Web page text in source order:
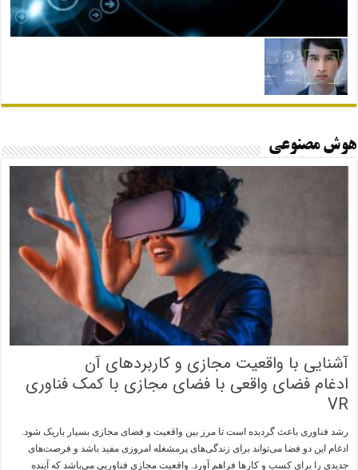
هوش مصنوعی
آشنایی با واقعیت مجازی و کاربردهای آن
ادغام فضای واقعی با فضای مجازی با کمک فناوری
VR
رشد فناوری باعث گردیده است تا مرز بین واقعیت و فضای مجازی بسیار باریک شود.
ادغام این دو فضا می‌تواند برای زندگی‌های پرمشغله امروزی مفید باشد و فرصت‌های
جدیدی را برای کسب و کارها فراهم آورد. واقعیت مجازی فناوریی می‌باشد که آینده